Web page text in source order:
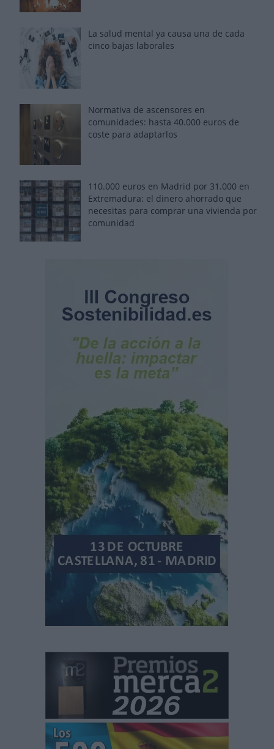
La salud mental ya causa una de cada
cinco bajas laborales
Normativa de ascensores en
comunidades: hasta 40.000 euros de
coste para adaptarlos
110.000 euros en Madrid por 31.000 en
Extremadura: el dinero ahorrado que
necesitas para comprar una vivienda por
comunidad